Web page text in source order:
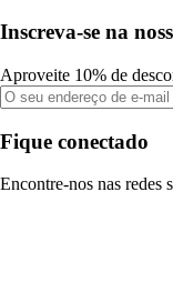
Inscreva-se na
Aproveite 10% de
Fique conectado
Encontre-nos nas redes